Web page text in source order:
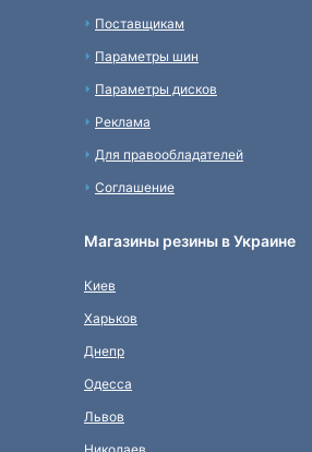
Поставщикам
Параметры шин
Параметры дисков
Реклама
Для правообладателей
Соглашение
Магазины резины в Украине
Киев
Харьков
Днепр
Одесса
Львов